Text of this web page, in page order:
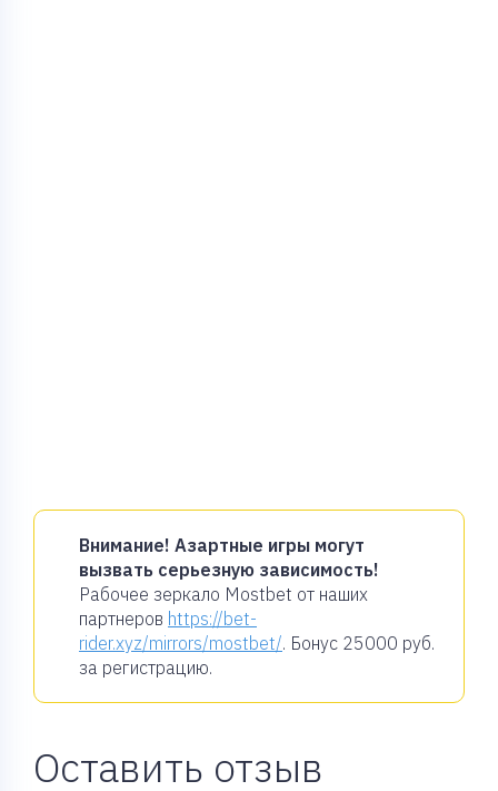
Внимание! Азартные игры могут
вызвать серьезную зависимость!
Рабочее зеркало Mostbet от наших
партнеров https://bet-
rider.xyz/mirrors/mostbet/. Бонус 25000 руб.
за регистрацию.
Оставить отзыв